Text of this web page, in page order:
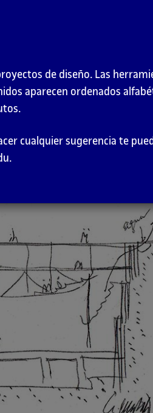
que se va entregando
momento.
todavía no aparece, el
y de mayor alcance que
de diseño. Las
aparecen ordenados
cualquier sugerencia te